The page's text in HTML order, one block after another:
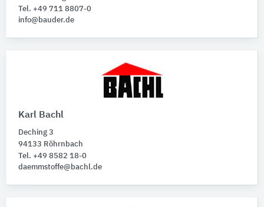
Tel. +49 711 8807-0
info@bauder.de
Karl Bachl
Deching 3
94133 Röhrnbach
Tel. +49 8582 18-0
daemmstoffe@bachl.de